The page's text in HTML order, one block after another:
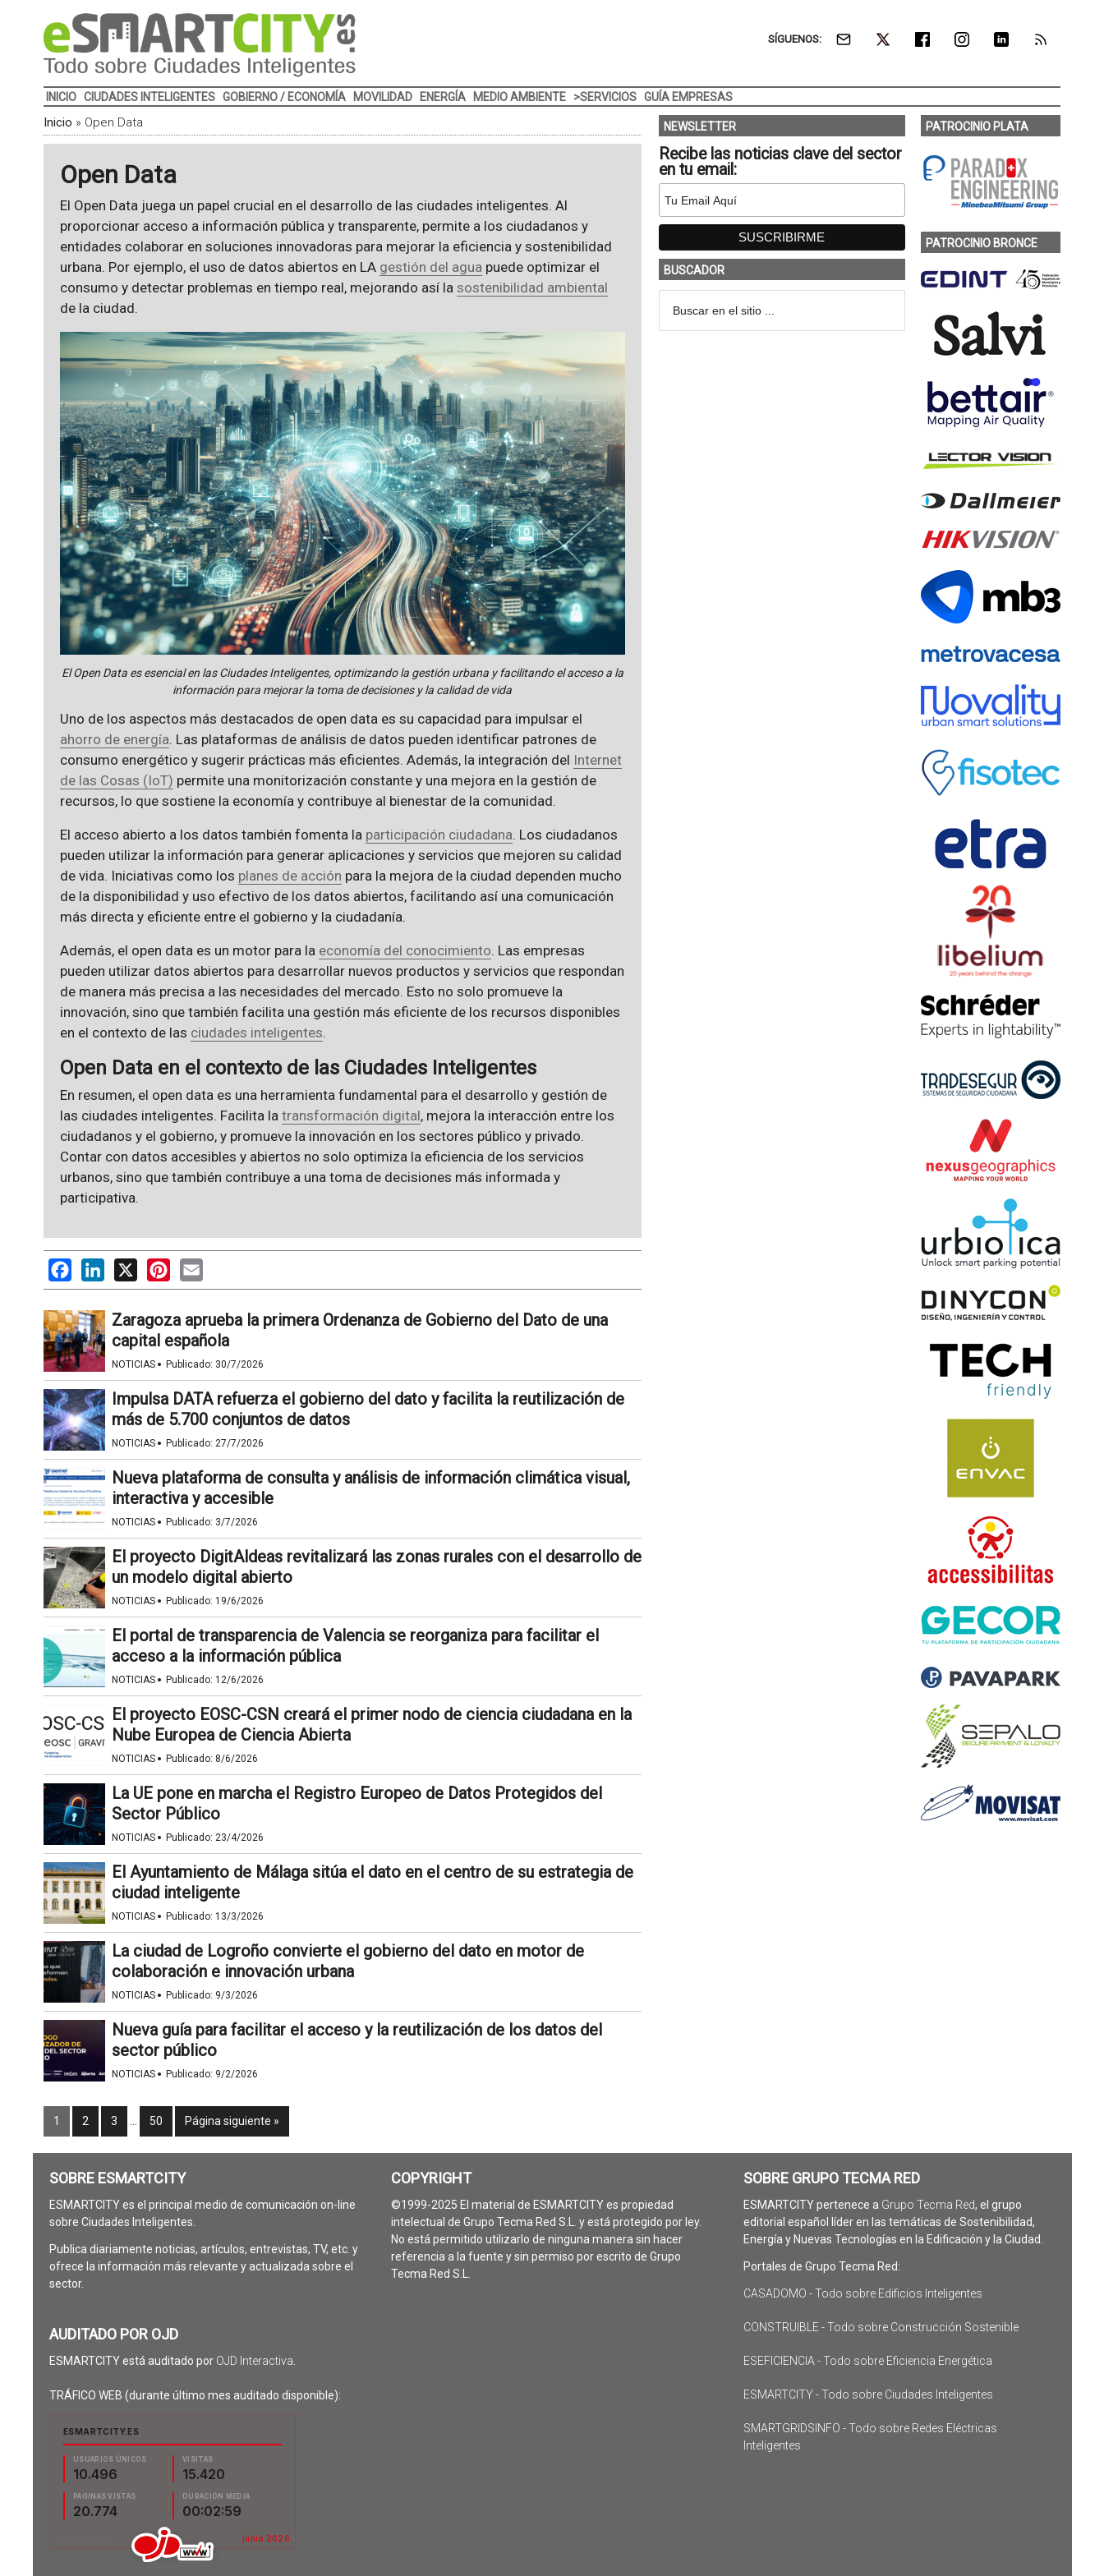
SÍGUENOS:
INICIO CIUDADES INTELIGENTES GOBIERNO / ECONOMÍA MOVILIDAD ENERGÍA MEDIO AMBIENTE >SERVICIOS GUÍA EMPRESAS
Inicio » Open Data
Open Data
El Open Data juega un papel crucial en el desarrollo de las ciudades inteligentes. Al
proporcionar acceso a información pública y transparente, permite a los ciudadanos y
entidades colaborar en soluciones innovadoras para mejorar la eficiencia y sostenibilidad
urbana. Por ejemplo, el uso de datos abiertos en LA gestión del agua puede optimizar el
consumo y detectar problemas en tiempo real, mejorando así la sostenibilidad ambiental
de la ciudad.
El Open Data es esencial en las Ciudades Inteligentes, optimizando la gestión urbana y facilitando el acceso a la
información para mejorar la toma de decisiones y la calidad de vida
Uno de los aspectos más destacados de open data es su capacidad para impulsar el
ahorro de energía. Las plataformas de análisis de datos pueden identificar patrones de
consumo energético y sugerir prácticas más eficientes. Además, la integración del Internet
de las Cosas (IoT) permite una monitorización constante y una mejora en la gestión de
recursos, lo que sostiene la economía y contribuye al bienestar de la comunidad.
El acceso abierto a los datos también fomenta la participación ciudadana. Los ciudadanos
pueden utilizar la información para generar aplicaciones y servicios que mejoren su calidad
de vida. Iniciativas como los planes de acción para la mejora de la ciudad dependen mucho
de la disponibilidad y uso efectivo de los datos abiertos, facilitando así una comunicación
más directa y eficiente entre el gobierno y la ciudadanía.
Además, el open data es un motor para la economía del conocimiento. Las empresas
pueden utilizar datos abiertos para desarrollar nuevos productos y servicios que respondan
de manera más precisa a las necesidades del mercado. Esto no solo promueve la
innovación, sino que también facilita una gestión más eficiente de los recursos disponibles
en el contexto de las ciudades inteligentes.
Open Data en el contexto de las Ciudades Inteligentes
En resumen, el open data es una herramienta fundamental para el desarrollo y gestión de
las ciudades inteligentes. Facilita la transformación digital, mejora la interacción entre los
ciudadanos y el gobierno, y promueve la innovación en los sectores público y privado.
Contar con datos accesibles y abiertos no solo optimiza la eficiencia de los servicios
urbanos, sino que también contribuye a una toma de decisiones más informada y
participativa.
FacebookLinkedIn
X PinterestEmail
Zaragoza aprueba la primera Ordenanza de Gobierno del Dato de una
capital española
NOTICIAS · Publicado: 30/7/2026
Impulsa DATA refuerza el gobierno del dato y facilita la reutilización de
más de 5.700 conjuntos de datos
NOTICIAS · Publicado: 27/7/2026
Nueva plataforma de consulta y análisis de información climática visual,
interactiva y accesible
NOTICIAS · Publicado: 3/7/2026
El proyecto DigitAldeas revitalizará las zonas rurales con el desarrollo de
un modelo digital abierto
NOTICIAS · Publicado: 19/6/2026
El portal de transparencia de Valencia se reorganiza para facilitar el
acceso a la información pública
NOTICIAS · Publicado: 12/6/2026
El proyecto EOSC-CSN creará el primer nodo de ciencia ciudadana en la
Nube Europea de Ciencia Abierta
NOTICIAS · Publicado: 8/6/2026
La UE pone en marcha el Registro Europeo de Datos Protegidos del
Sector Público
NOTICIAS · Publicado: 23/4/2026
El Ayuntamiento de Málaga sitúa el dato en el centro de su estrategia de
ciudad inteligente
NOTICIAS · Publicado: 13/3/2026
La ciudad de Logroño convierte el gobierno del dato en motor de
colaboración e innovación urbana
NOTICIAS · Publicado: 9/3/2026
Nueva guía para facilitar el acceso y la reutilización de los datos del
sector público
NOTICIAS · Publicado: 9/2/2026
1 2 3 50 Página siguiente »
NEWSLETTER
Recibe las noticias clave del sector
en tu email:
BUSCADOR
PATROCINIO PLATA
PATROCINIO BRONCE
SOBRE ESMARTCITY
ESMARTCITY es el principal medio de comunicación on-line
sobre Ciudades Inteligentes.
Publica diariamente noticias, artículos, entrevistas, TV, etc. y
ofrece la información más relevante y actualizada sobre el
sector.
AUDITADO POR OJD
ESMARTCITY está auditado por OJD Interactiva
TRÁFICO WEB (durante último mes auditado disponible):
COPYRIGHT
©1999-2025 El material de ESMARTCITY es propiedad
intelectual de Grupo Tecma Red S.L. y está protegido por ley.
No está permitido utilizarlo de ninguna manera sin hacer
referencia a la fuente y sin permiso por escrito de Grupo
Tecma Red S.L.
SOBRE GRUPO TECMA RED
ESMARTCITY pertenece a Grupo Tecma Red, el grupo
editorial español líder en las temáticas de Sostenibilidad,
Energía y Nuevas Tecnologías en la Edificación y la Ciudad.
Portales de Grupo Tecma Red:
CASADOMO - Todo sobre Edificios Inteligentes
CONSTRUIBLE - Todo sobre Construcción Sostenible
ESEFICIENCIA - Todo sobre Eficiencia Energética
ESMARTCITY - Todo sobre Ciudades Inteligentes
SMARTGRIDSINFO - Todo sobre Redes Eléctricas
Inteligentes